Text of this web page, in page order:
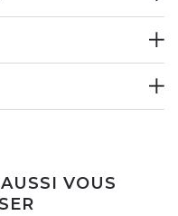
VOUS